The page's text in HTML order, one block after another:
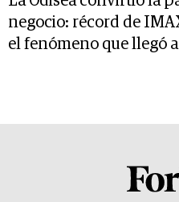
negocio: récord de
el fenómeno que llegó